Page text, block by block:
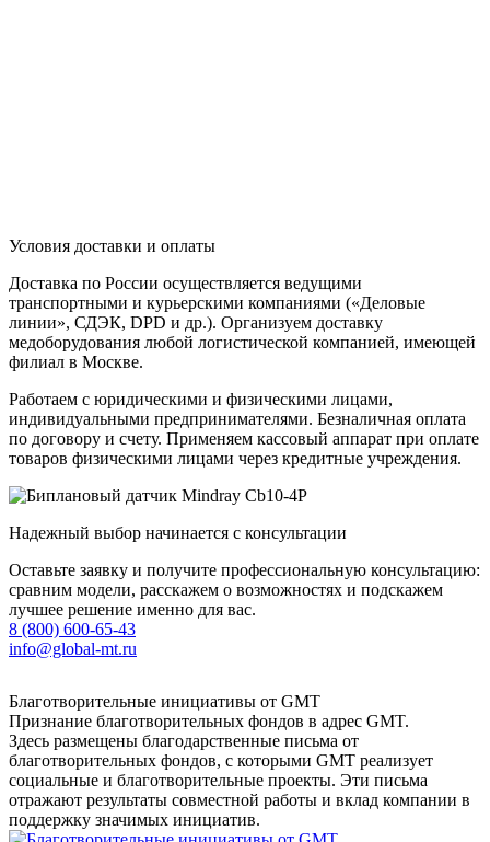
Условия доставки и оплаты
Доставка по России осуществляется ведущими
транспортными и курьерскими компаниями («Деловые
линии», СДЭК, DPD и др.). Организуем доставку
медоборудования любой логистической компанией, имеющей
филиал в Москве.
Работаем с юридическими и физическими лицами,
индивидуальными предпринимателями. Безналичная оплата
по договору и счету. Применяем кассовый аппарат при оплате
товаров физическими лицами через кредитные учреждения.
Надежный выбор начинается с консультации
Оставьте заявку и получите профессиональную консультацию:
сравним модели, расскажем о возможностях и подскажем
лучшее решение именно для вас.
8 (800) 600-65-43
info@global-mt.ru
Благотворительные инициативы от GMT
Признание благотворительных фондов в адрес GMT.
Здесь размещены благодарственные письма от
благотворительных фондов, с которыми GMT реализует
социальные и благотворительные проекты. Эти письма
отражают результаты совместной работы и вклад компании в
поддержку значимых инициатив.